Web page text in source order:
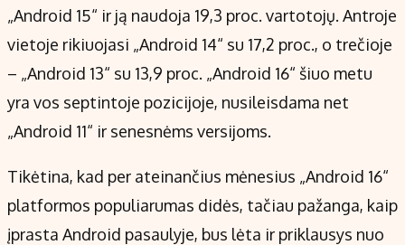
„Android 15“ ir ją naudoja 19,3 proc. vartotojų. Antroje
vietoje rikiuojasi „Android 14“ su 17,2 proc., o trečioje
– „Android 13“ su 13,9 proc. „Android 16“ šiuo metu
yra vos septintoje pozicijoje, nusileisdama net
„Android 11“ ir senesnėms versijoms.
Tikėtina, kad per ateinančius mėnesius „Android 16“
platformos populiarumas didės, tačiau pažanga, kaip
įprasta Android pasaulyje, bus lėta ir priklausys nuo